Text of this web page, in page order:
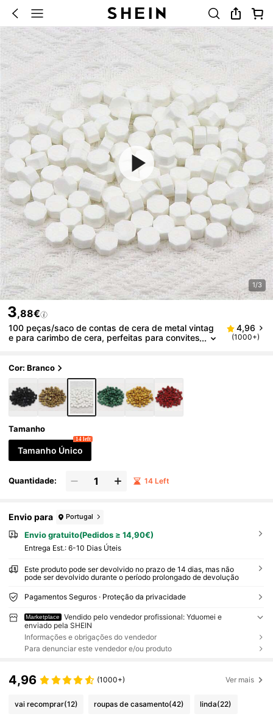
1/3
3,88€
100 peças/saco de contas de cera de metal vintag
e para carimbo de cera, perfeitas para convites
4,96
(1000+)
Cor: Branco
Tamanho
Tamanho Único
14 left
Quantidade: 14 Left
Envio para Portugal
Envio gratuito(Pedidos ≥ 14,90€)
Entrega Est.: 6-10 Dias Úteis
Este produto pode ser devolvido no prazo de 14 dias, mas não
pode ser devolvido durante o período prolongado de devolução
Pagamentos Seguros · Proteção da privacidade
Marketplace
Vendido pelo vendedor profissional: Yduomei e
enviado pela SHEIN
Informações e obrigações do vendedor
Para denunciar este vendedor e/ou produto
4,96 (1000+) Ver mais
vai recomprar(12) roupas de casamento(42) linda(22)